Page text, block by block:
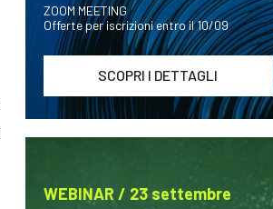
ZOOM MEETING
Offerte per iscrizioni entro il 10/09
SCOPRI I DETTAGLI
WEBINAR / 23 settembre